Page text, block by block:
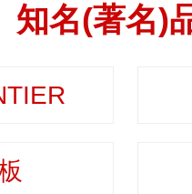
知名(著名)